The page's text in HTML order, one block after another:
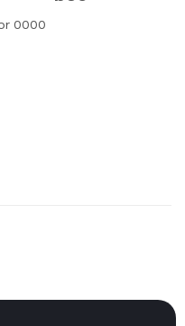
curent
0000